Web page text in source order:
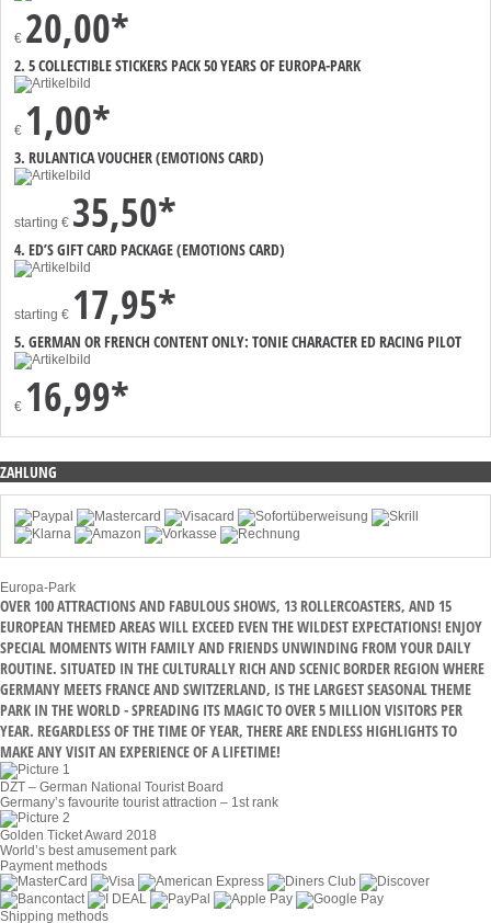
€ 20,00*
2. 5 COLLECTIBLE STICKERS PACK 50 YEARS OF EUROPA-PARK
€ 1,00*
3. RULANTICA VOUCHER (EMOTIONS CARD)
starting € 35,50*
4. ED’S GIFT CARD PACKAGE (EMOTIONS CARD)
starting € 17,95*
5. GERMAN OR FRENCH CONTENT ONLY: TONIE CHARACTER ED RACING PILOT
€ 16,99*
ZAHLUNG
Europa-Park
OVER 100 ATTRACTIONS AND FABULOUS SHOWS, 13 ROLLERCOASTERS, AND 15
EUROPEAN THEMED AREAS WILL EXCEED EVEN THE WILDEST EXPECTATIONS! ENJOY
SPECIAL MOMENTS WITH FAMILY AND FRIENDS UNWINDING FROM YOUR DAILY
ROUTINE. SITUATED IN THE CULTURALLY RICH AND SCENIC BORDER REGION WHERE
GERMANY MEETS FRANCE AND SWITZERLAND, IS THE LARGEST SEASONAL THEME
PARK IN THE WORLD - SPREADING ITS MAGIC TO OVER 5 MILLION VISITORS PER
YEAR. REGARDLESS OF THE TIME OF YEAR, THERE ARE ENDLESS HIGHLIGHTS TO
MAKE ANY VISIT AN EXPERIENCE OF A LIFETIME!
DZT – German National Tourist Board
Germany’s favourite tourist attraction – 1st rank
Golden Ticket Award 2018
World’s best amusement park
Payment methods
Shipping methods